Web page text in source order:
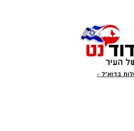
בני הנוער לעבודת
מערך החבלה, הזיהוי
הכנסת שבתחנה. כמו כן,
בדוא"ל -